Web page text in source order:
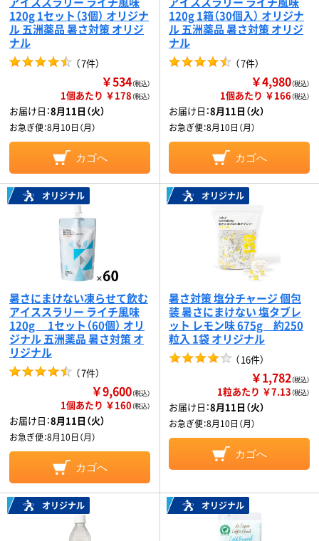
120g 1セット（3個） オリジナ
ル 五洲薬品 暑さ対策 オリジ
ナル
（7件）
￥534（税込）
1個あたり ￥178（税込）
お届け日：8月11日（火）
お急ぎ便：8月10日（月）
カゴへ
120g 1箱（30個入） オリジナ
ル 五洲薬品 暑さ対策 オリジ
ナル
（7件）
￥4,980（税込）
1個あたり ￥166（税込）
お届け日：8月11日（火）
お急ぎ便：8月10日（月）
カゴへ
オリジナル
暑さにまけない凍らせて飲む
アイススラリー ライチ風味
120g 1セット（60個） オリ
ジナル 五洲薬品 暑さ対策 オ
リジナル
（7件）
￥9,600（税込）
1個あたり ￥160（税込）
お届け日：8月11日（火）
お急ぎ便：8月10日（月）
カゴへ
オリジナル
暑さ対策 塩分チャージ 個包
装 暑さにまけない 塩タブレ
ット レモン味 675g 約250
粒入 1袋 オリジナル
（16件）
￥1,782（税込）
1粒あたり ￥7.13（税込）
お届け日：8月11日（火）
お急ぎ便：8月10日（月）
カゴへ
オリジナル オリジナル